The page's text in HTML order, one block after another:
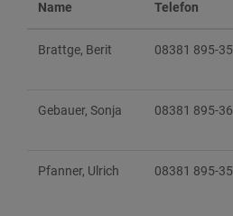
Name Telefon
Brattge, Berit 08381 895-35
Gebauer, Sonja 08381 895-36
Pfanner, Ulrich 08381 895-35